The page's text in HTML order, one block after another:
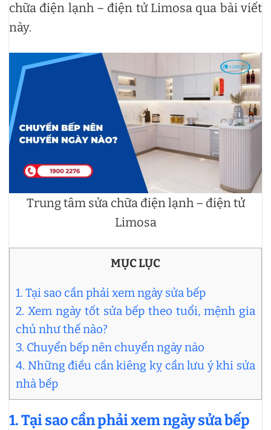
chữa điện lạnh – điện tử Limosa qua bài viết
này.
Trung tâm sửa chữa điện lạnh – điện tử
Limosa
MỤC LỤC
1. Tại sao cần phải xem ngày sửa bếp
2. Xem ngày tốt sửa bếp theo tuổi, mệnh gia
chủ như thế nào?
3. Chuyển bếp nên chuyển ngày nào
4. Những điều cần kiêng kỵ cần lưu ý khi sửa
nhà bếp
1. Tại sao cần phải xem ngày sửa bếp